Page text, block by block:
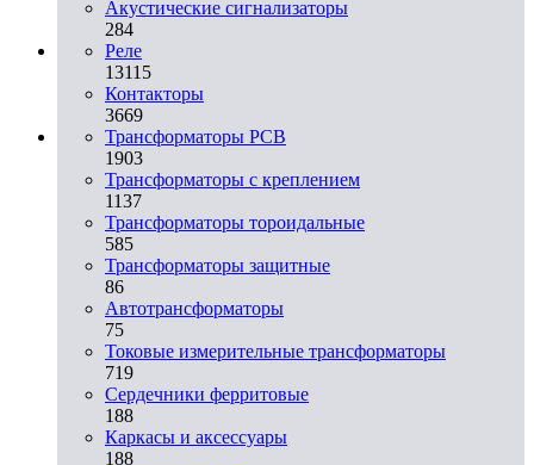
Акустические сигнализаторы
284
Реле
13115
Контакторы
3669
Трансформаторы PCB
1903
Трансформаторы с креплением
1137
Трансформаторы тороидальные
585
Трансформаторы защитные
86
Автотрансформаторы
75
Токовые измерительные трансформаторы
719
Сердечники ферритовые
188
Каркасы и аксессуары
188